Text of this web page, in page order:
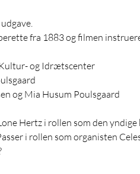
fra 1883 og filmen
og Idrætscenter
og Mia Husum Poulsgaard
Hertz i rollen som den
i rollen som organisten